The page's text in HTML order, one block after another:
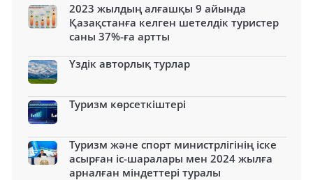
2023 жылдың алғашқы 9 айында
Қазақстанға келген шетелдік туристер
саны 37%-ға артты
Үздік авторлық турлар
Туризм көрсеткіштері
Туризм және спорт министрлігінің іске
асырған іс-шаралары мен 2024 жылға
арналған міндеттері туралы